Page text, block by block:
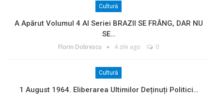
Cultură
A Apărut Volumul 4 Al Seriei BRAZII SE FRÂNG, DAR NU
SE…
Florin Dobrescu 4 zile ago 0
Cultură
1 August 1964. Eliberarea Ultimilor Deținuți Politici…